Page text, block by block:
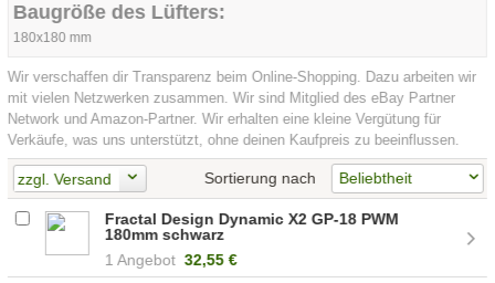
Baugröße des Lüfters:
180x180 mm
Wir verschaffen dir Transparenz beim Online-Shopping. Dazu arbeiten wir
mit vielen Netzwerken zusammen. Wir sind Mitglied des eBay Partner
Network und Amazon-Partner. Wir erhalten eine kleine Vergütung für
Verkäufe, was uns unterstützt, ohne deinen Kaufpreis zu beeinflussen.
zzgl. Versand Sortierung nach
Fractal Design Dynamic X2 GP-18 PWM
180mm schwarz
1 Angebot 32,55 €